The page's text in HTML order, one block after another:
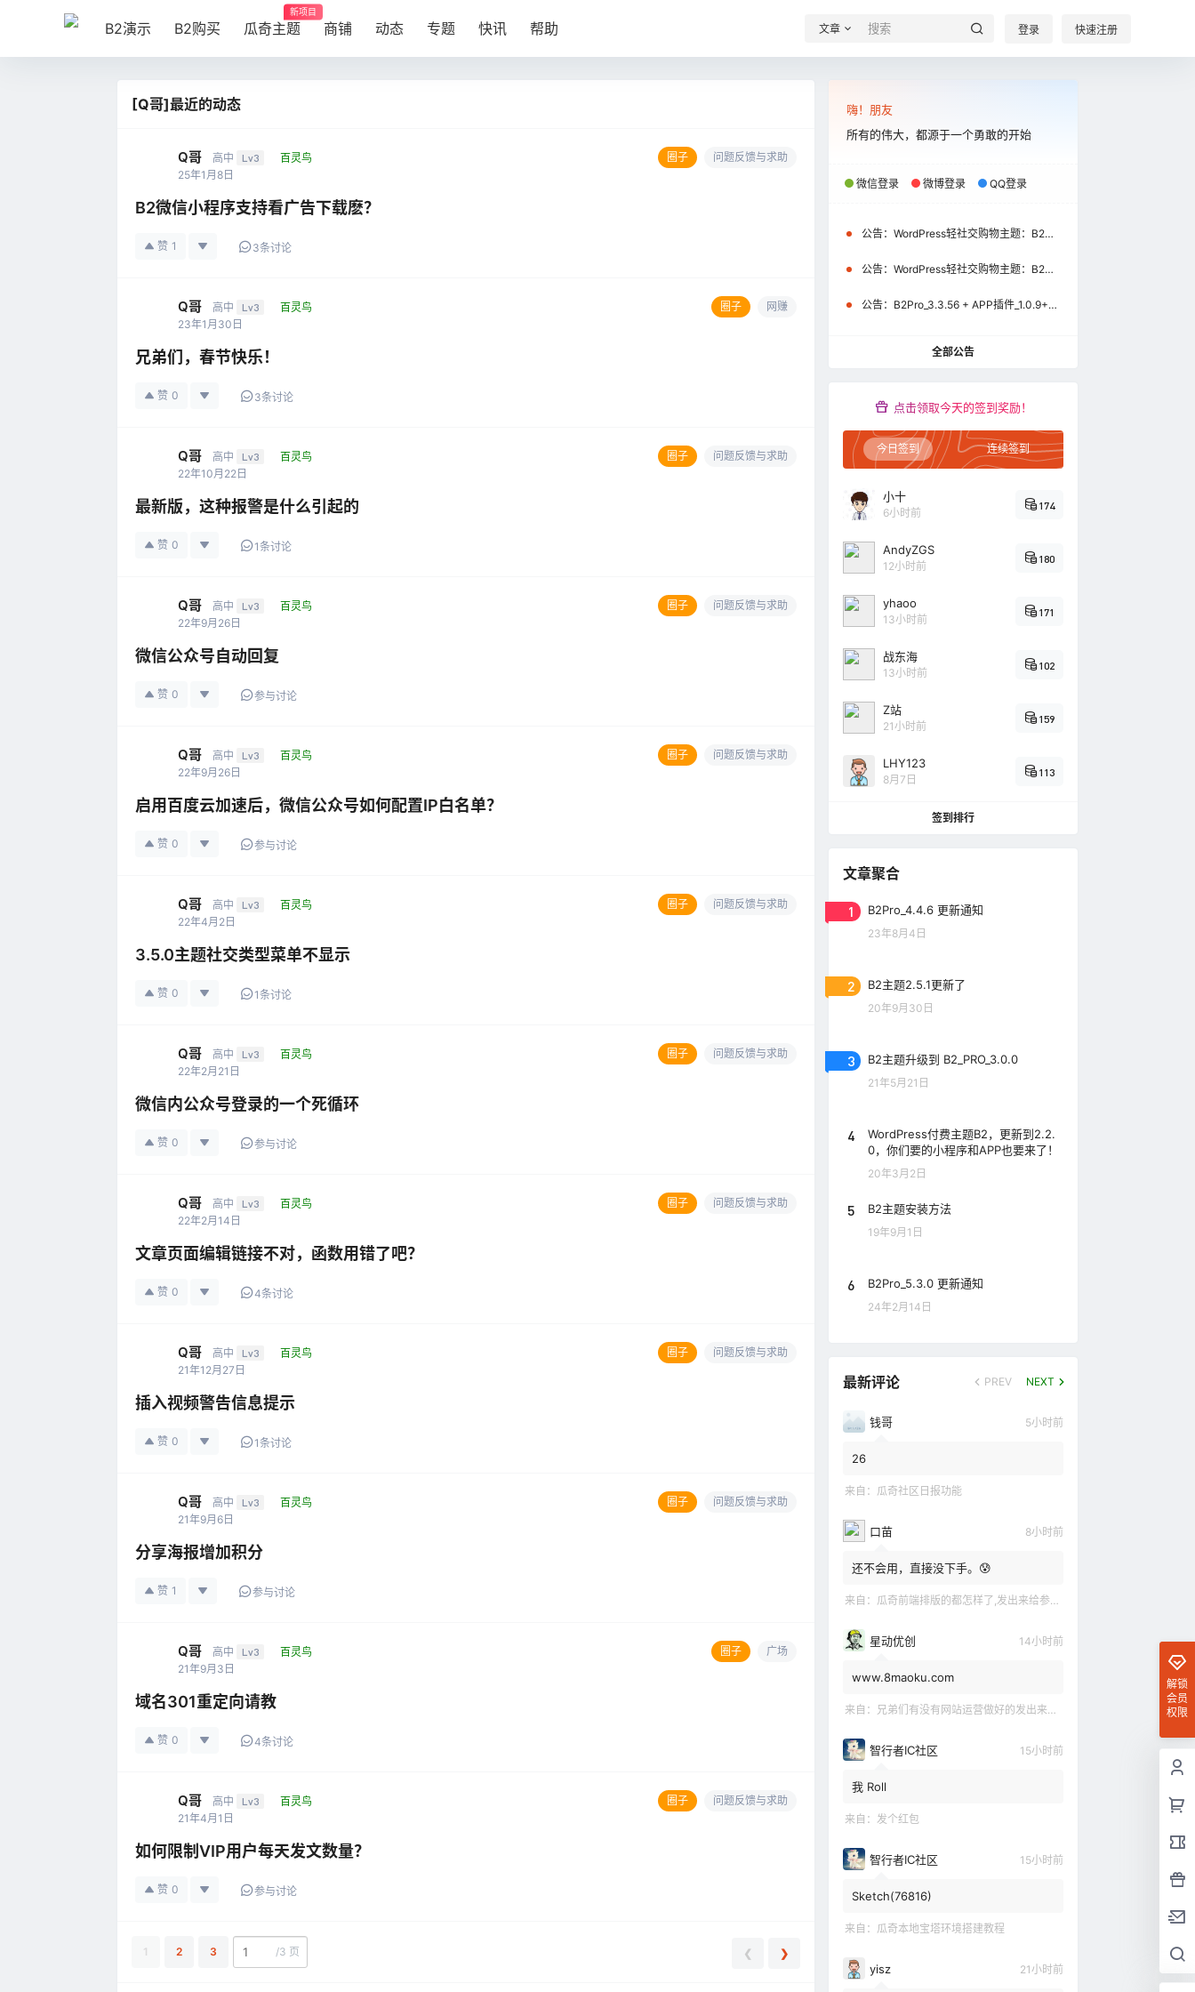
B2演示 B2购买 瓜奇主题
新项目
商铺 动态 专题 快讯 帮助 文章 登录 快速注册
[Q哥]最近的动态
Q哥 高中 Lv3 百灵鸟 圈子
问题反馈与求助
25年1月8日
B2微信小程序支持看广告下载麽？
赞 1 3条讨论
Q哥 高中 Lv3 百灵鸟 圈子
网赚
23年1月30日
兄弟们，春节快乐！
赞 0 3条讨论
Q哥 高中 Lv3 百灵鸟 圈子
问题反馈与求助
22年10月22日
最新版，这种报警是什么引起的
赞 0 1条讨论
Q哥 高中 Lv3 百灵鸟 圈子
问题反馈与求助
22年9月26日
微信公众号自动回复
赞 0 参与讨论
Q哥 高中 Lv3 百灵鸟 圈子
问题反馈与求助
22年9月26日
启用百度云加速后，微信公众号如何配置IP白名单？
赞 0 参与讨论
Q哥 高中 Lv3 百灵鸟 圈子
问题反馈与求助
22年4月2日
3.5.0主题社交类型菜单不显示
赞 0 1条讨论
Q哥 高中 Lv3 百灵鸟 圈子
问题反馈与求助
22年2月21日
微信内公众号登录的一个死循环
赞 0 参与讨论
Q哥 高中 Lv3 百灵鸟 圈子
问题反馈与求助
22年2月14日
文章页面编辑链接不对，函数用错了吧？
赞 0 4条讨论
Q哥 高中 Lv3 百灵鸟 圈子
问题反馈与求助
21年12月27日
插入视频警告信息提示
赞 0 1条讨论
Q哥 高中 Lv3 百灵鸟 圈子
问题反馈与求助
21年9月6日
分享海报增加积分
赞 1 参与讨论
Q哥 高中 Lv3 百灵鸟 圈子
广场
21年9月3日
域名301重定向请教
赞 0 4条讨论
Q哥 高中 Lv3 百灵鸟 圈子
问题反馈与求助
21年4月1日
如何限制VIP用户每天发文数量？
赞 0 参与讨论
1 2 3 /3 页 ❮ ❯
嗨！朋友
所有的伟大，都源于一个勇敢的开始
微信登录 微博登录 QQ登录
公告： WordPress轻社交购物主题：B2Pro_3.8.2 + APP插件_1.2.1+uniapp源码_1.2.1（微信小程序\APP）更新通知
公告： WordPress轻社交购物主题：B2Pro_3.4.1 + APP插件_1.1.0+uniapp源码_1.1.0（微信小程序）更新通知
公告： B2Pro_3.3.56 + APP插件_1.0.9+uniapp源码_1.0.9更新公告
全部公告
点击领取今天的签到奖励！
今日签到 连续签到
小十
6小时前
174
AndyZGS
12小时前
180
yhaoo
13小时前
171
战东海
13小时前
102
Z站
21小时前
159
LHY123
8月7日
113
签到排行
文章聚合
1 B2Pro_4.4.6 更新通知
23年8月4日
2 B2主题2.5.1更新了
20年9月30日
3 B2主题升级到 B2_PRO_3.0.0
21年5月21日
4
WordPress付费主题B2，更新到2.2.
0，你们要的小程序和APP也要来了！
20年3月2日
5 B2主题安装方法
19年9月1日
6 B2Pro_5.3.0 更新通知
24年2月14日
最新评论 PREV NEXT
钱哥 5小时前
26
来自： 瓜奇社区日报功能
口苗 8小时前
还不会用，直接没下手。😰
来自： 瓜奇前端排版的都怎样了,发出来给参观下吧
星动优创 14小时前
www.8maoku.com
来自： 兄弟们有没有网站运营做好的发出来观摩观摩嘛
智行者IC社区 15小时前
我 Roll
来自： 发个红包
智行者IC社区 15小时前
Sketch(76816)
来自： 瓜奇本地宝塔环境搭建教程
yisz 21小时前
解锁
会员
权限